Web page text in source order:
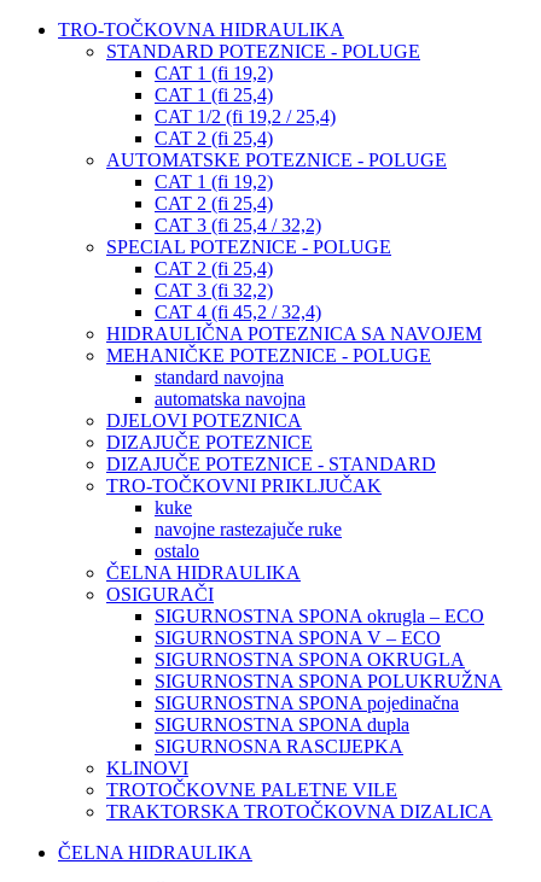
TRO-TOČKOVNA HIDRAULIKA
STANDARD POTEZNICE - POLUGE
CAT 1 (fi 19,2)
CAT 1 (fi 25,4)
CAT 1/2 (fi 19,2 / 25,4)
CAT 2 (fi 25,4)
AUTOMATSKE POTEZNICE - POLUGE
CAT 1 (fi 19,2)
CAT 2 (fi 25,4)
CAT 3 (fi 25,4 / 32,2)
SPECIAL POTEZNICE - POLUGE
CAT 2 (fi 25,4)
CAT 3 (fi 32,2)
CAT 4 (fi 45,2 / 32,4)
HIDRAULIČNA POTEZNICA SA NAVOJEM
MEHANIČKE POTEZNICE - POLUGE
standard navojna
automatska navojna
DJELOVI POTEZNICA
DIZAJUČE POTEZNICE
DIZAJUČE POTEZNICE - STANDARD
TRO-TOČKOVNI PRIKLJUČAK
kuke
navojne rastezajuče ruke
ostalo
ČELNA HIDRAULIKA
OSIGURAČI
SIGURNOSTNA SPONA okrugla – ECO
SIGURNOSTNA SPONA V – ECO
SIGURNOSTNA SPONA OKRUGLA
SIGURNOSTNA SPONA POLUKRUŽNA
SIGURNOSTNA SPONA pojedinačna
SIGURNOSTNA SPONA dupla
SIGURNOSNA RASCIJEPKA
KLINOVI
TROTOČKOVNE PALETNE VILE
TRAKTORSKA TROTOČKOVNA DIZALICA
ČELNA HIDRAULIKA